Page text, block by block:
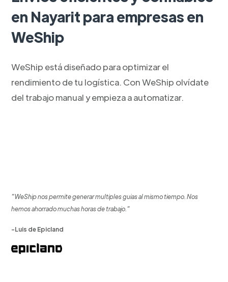
en Nayarit para empresas en
WeShip
WeShip está diseñado para optimizar el
rendimiento de tu logística. Con WeShip olvídate
del trabajo manual y empieza a automatizar.
"WeShip nos permite generar multiples guias al mismo tiempo. Nos
hemos ahorrado muchas horas de trabajo."
-Luis de Epicland